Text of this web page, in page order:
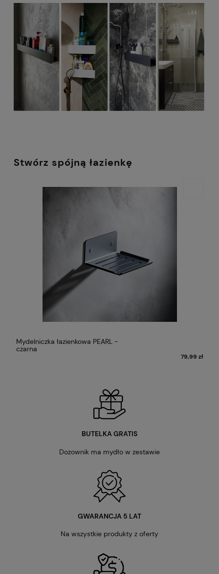
Stwórz spójną łazienkę
Mydelniczka łazienkowa PEARL -
czarna
79,99 zł
BUTELKA GRATIS
Dozownik ma mydło w zestawie
GWARANCJA 5 LAT
Na wszystkie produkty z oferty